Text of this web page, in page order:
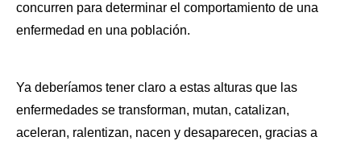
concurren para determinar el comportamiento de una
enfermedad en una población.
Ya deberíamos tener claro a estas alturas que las
enfermedades se transforman, mutan, catalizan,
aceleran, ralentizan, nacen y desaparecen, gracias a